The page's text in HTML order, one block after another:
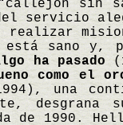
sin
servicio
está sano
ha pasado
como el
una
desgrana
de 1990.